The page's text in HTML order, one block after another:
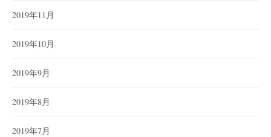
2019年11月
2019年10月
2019年9月
2019年8月
2019年7月